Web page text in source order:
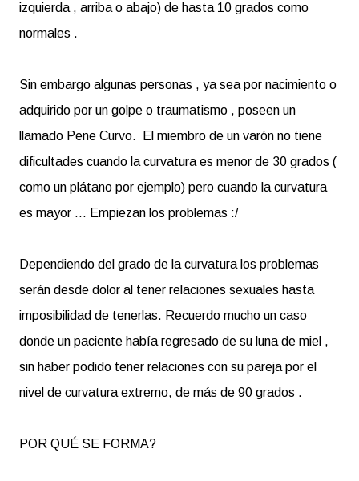
izquierda , arriba o abajo) de hasta 10 grados como
normales .
Sin embargo algunas personas , ya sea por nacimiento o
adquirido por un golpe o traumatismo , poseen un
llamado Pene Curvo. El miembro de un varón no tiene
dificultades cuando la curvatura es menor de 30 grados (
como un plátano por ejemplo) pero cuando la curvatura
es mayor ... Empiezan los problemas :/
Dependiendo del grado de la curvatura los problemas
serán desde dolor al tener relaciones sexuales hasta
imposibilidad de tenerlas. Recuerdo mucho un caso
donde un paciente había regresado de su luna de miel ,
sin haber podido tener relaciones con su pareja por el
nivel de curvatura extremo, de más de 90 grados .
POR QUÉ SE FORMA?